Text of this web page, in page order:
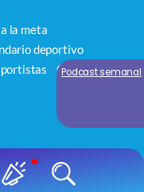
la meta
deportivo
Contacto
Podcast semanal